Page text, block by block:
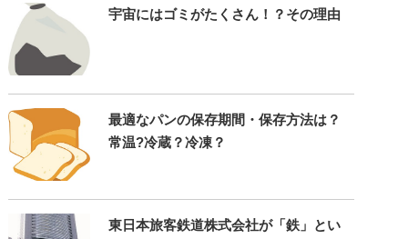
宇宙にはゴミがたくさん！？その理由
最適なパンの保存期間・保存方法は？
常温?冷蔵？冷凍？
東日本旅客鉄道株式会社が「鉄」とい